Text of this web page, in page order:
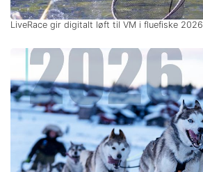
LiveRace gir digitalt løft til VM i fluefiske 2026